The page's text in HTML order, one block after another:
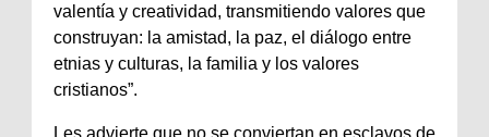
valentía y creatividad, transmitiendo valores que
construyan: la amistad, la paz, el diálogo entre
etnias y culturas, la familia y los valores
cristianos”.
Les advierte que no se conviertan en esclavos de